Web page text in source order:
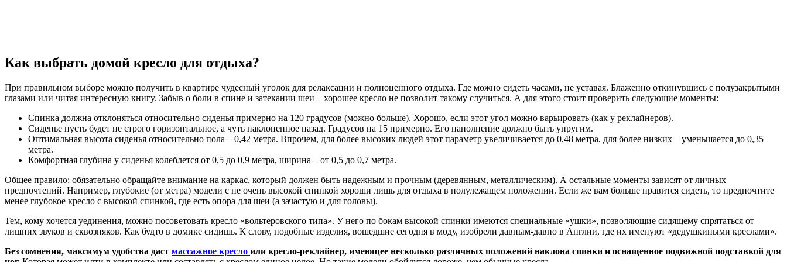
Как выбрать домой кресло для отдыха?
При правильном выборе можно получить в квартире чудесный уголок для релаксации и полноценного отдыха. Где можно сидеть часами, не уставая. Блаженно откинувшись с полузакрытыми
глазами или читая интересную книгу. Забыв о боли в спине и затекании шеи – хорошее кресло не позволит такому случиться. А для этого стоит проверить следующие моменты:
Спинка должна отклоняться относительно сиденья примерно на 120 градусов (можно больше). Хорошо, если этот угол можно варьировать (как у реклайнеров).
Сиденье пусть будет не строго горизонтальное, а чуть наклоненное назад. Градусов на 15 примерно. Его наполнение должно быть упругим.
Оптимальная высота сиденья относительно пола – 0,42 метра. Впрочем, для более высоких людей этот параметр увеличивается до 0,48 метра, для более низких – уменьшается до 0,35
метра.
Комфортная глубина у сиденья колеблется от 0,5 до 0,9 метра, ширина – от 0,5 до 0,7 метра.
Общее правило: обязательно обращайте внимание на каркас, который должен быть надежным и прочным (деревянным, металлическим). А остальные моменты зависят от личных
предпочтений. Например, глубокие (от метра) модели с не очень высокой спинкой хороши лишь для отдыха в полулежащем положении. Если же вам больше нравится сидеть, то предпочтите
менее глубокое кресло с высокой спинкой, где есть опора для шеи (а зачастую и для головы).
Тем, кому хочется уединения, можно посоветовать кресло «вольтеровского типа». У него по бокам высокой спинки имеются специальные «ушки», позволяющие сидящему спрятаться от
лишних звуков и сквозняков. Как будто в домике сидишь. К слову, подобные изделия, вошедшие сегодня в моду, изобрели давным-давно в Англии, где их именуют «дедушкиными креслами».
Без сомнения, максимум удобства даст массажное кресло или кресло-реклайнер, имеющее несколько различных положений наклона спинки и оснащенное подвижной подставкой для